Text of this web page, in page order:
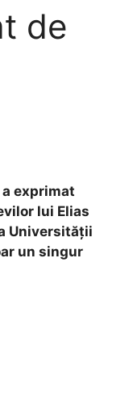
de
a exprimat
lui Elias
Universității
un singur